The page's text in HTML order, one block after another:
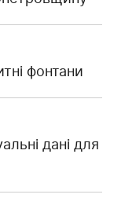
фонтани
дані для